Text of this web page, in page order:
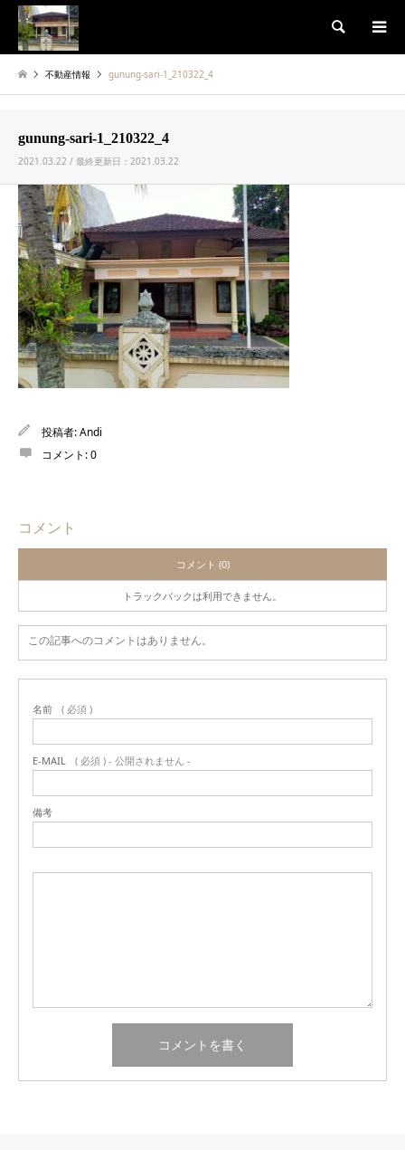
検索
不動産情報 gunung-sari-1_210322_4
gunung-sari-1_210322_4
2021.03.22 / 最終更新日：2021.03.22
投稿者:Andi
コメント:0
コメント
コメント (0)
トラックバックは利用できません。
この記事へのコメントはありません。
名前 ( 必須 )
E-MAIL ( 必須 ) - 公開されません -
備考